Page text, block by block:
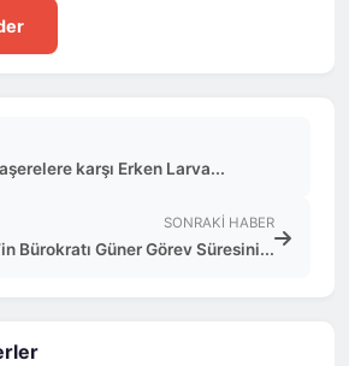
karşı Erken Larva...
SONRAKI HABER
Bürokratı Güner Görev Süresini...